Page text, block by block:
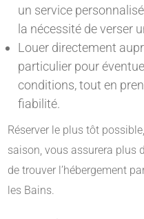
un service
la nécessité de verser
Louer directement
particulier pour
conditions, tout en
fiabilité.
Réserver le plus tôt
saison, vous assurera plus
de trouver l’hébergement
les Bains.